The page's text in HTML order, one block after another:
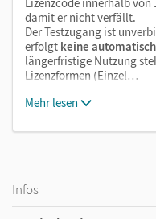
damit er nicht verfällt.
Der Testzugang ist
erfolgt keine
längerfristige Nutzung
Lizenzformen (Einzel…
Mehr lesen
Infos